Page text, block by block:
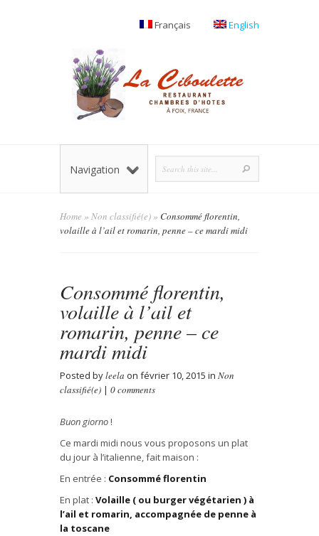
Français English
Navigation
Home » Non classifié(e)» Consommé florentin,
volaille à l’ail et romarin, penne – ce mardi midi
Consommé florentin,
volaille à l’ail et
romarin, penne – ce
mardi midi
Posted byleela on février 10, 2015 in Non
classifié(e) | 0 comments
Buon giorno!
Ce mardi midi nous vous proposons un plat
du jour à l’italienne, fait maison :
En entrée : Consommé florentin
En plat : Volaille ( ou burgervégétarien ) à
l’ail et romarin, accompagnée de penne à
la toscane